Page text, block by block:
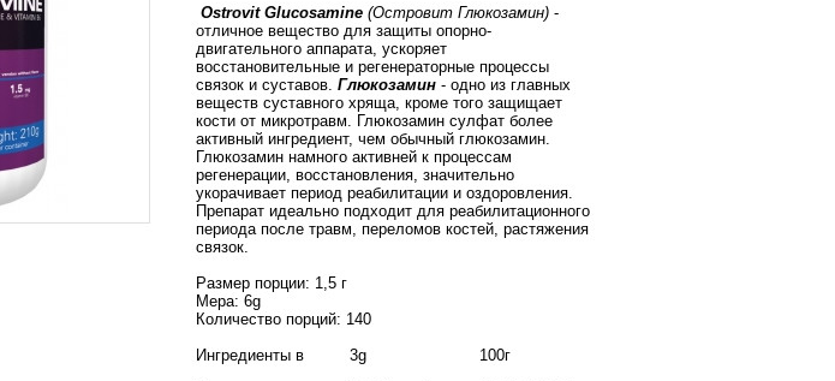
Ostrovit Glucosamine (Островит Глюкозамин) -
отличное вещество для защиты опорно-
двигательного аппарата, ускоряет
восстановительные и регенераторные процессы
связок и суставов. Глюкозамин - одно из главных
веществ суставного хряща, кроме того защищает
кости от микротравм. Глюкозамин сулфат более
активный ингредиент, чем обычный глюкозамин.
Глюкозамин намного активней к процессам
регенерации, восстановления, значительно
укорачивает период реабилитации и оздоровления.
Препарат идеально подходит для реабилитационного
периода после травм, переломов костей, растяжения
связок.
Размер порции: 1,5 г
Мера: 6g
Количество порций: 140
Ингредиенты в
3g
100г